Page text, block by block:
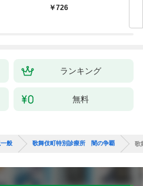
726
ランキング
無料
般 歌舞伎町特別診療所 闇の争覇 歌